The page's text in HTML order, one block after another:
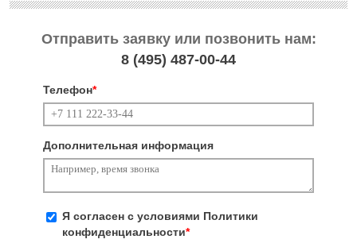
Отправить заявку или позвонить нам:
8 (495) 487-00-44
Телефон*
Дополнительная информация
Я согласен с условиями Политики
конфиденциальности*